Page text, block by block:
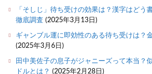
「そしじ」待ち受けの効果は？漢字はどう
徹底調査 (2025年3月13日)
ギャンブル運に即効性のある待ち受けは？
(2025年3月6日)
田中美佐子の息子がジャニーズって本当？
ドルとは？ (2025年2月28日)